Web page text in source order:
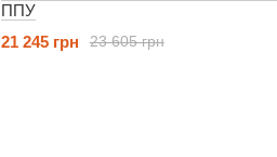
ППУ
23 605 грн
21 245 грн